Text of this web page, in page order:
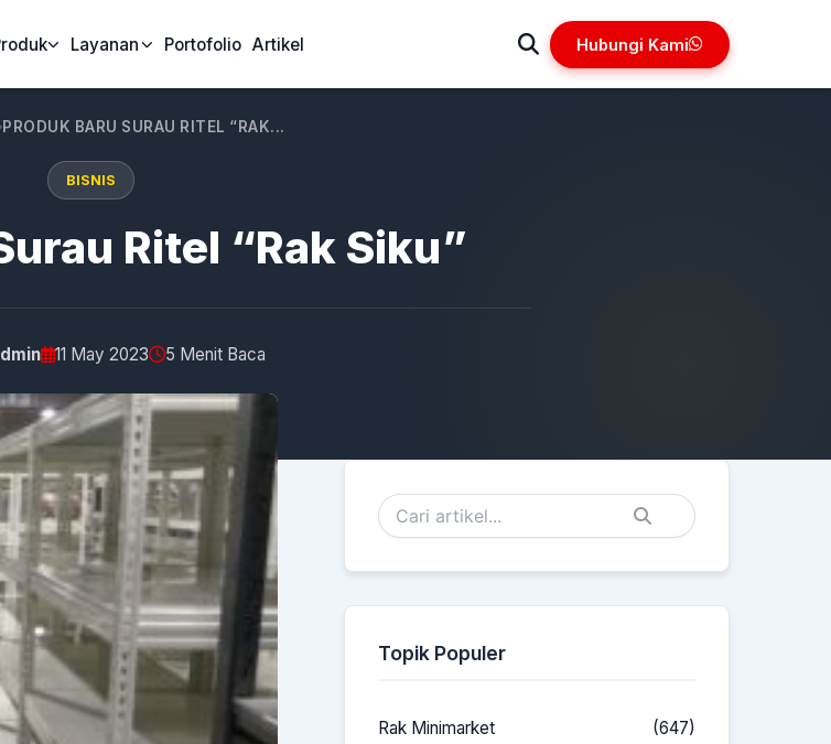
Layanan Portofolio Artikel Hubungi Kami
PRODUK BARU SURAU RITEL “RAK...
BISNIS
Ritel “Rak Siku”
11 May 2023 5 Menit Baca
Topik Populer
Rak Minimarket (647)